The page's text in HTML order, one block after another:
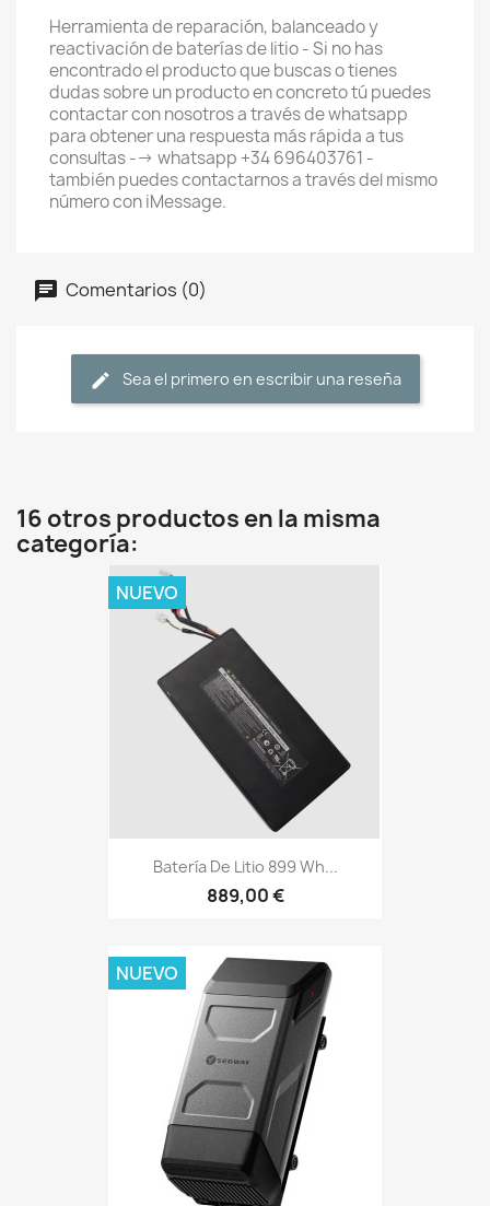
Herramienta de reparación, balanceado y
reactivación de baterías de litio - Si no has
encontrado el producto que buscas o tienes
dudas sobre un producto en concreto tú puedes
contactar con nosotros a través de whatsapp
para obtener una respuesta más rápida a tus
consultas --> whatsapp +34 696403761 -
también puedes contactarnos a través del mismo
número con iMessage.
Comentarios (0)
Sea el primero en escribir una reseña
16 otros productos en la misma
categoría:
Batería De Litio 899 Wh...
889,00 €
NUEVO
NUEVO